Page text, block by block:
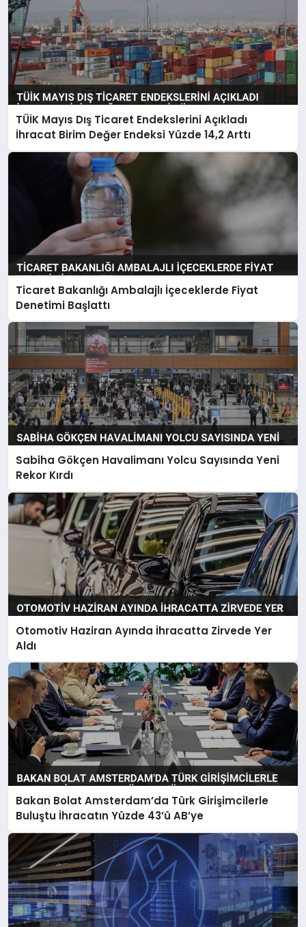
TÜİK Mayıs Dış Ticaret Endekslerini Açıkladı
İhracat Birim Değer Endeksi Yüzde 14,2 Arttı
Ticaret Bakanlığı Ambalajlı İçeceklerde Fiyat
Denetimi Başlattı
Sabiha Gökçen Havalimanı Yolcu Sayısında Yeni
Rekor Kırdı
Otomotiv Haziran Ayında İhracatta Zirvede Yer
Aldı
Bakan Bolat Amsterdam’da Türk Girişimcilerle
Buluştu İhracatın Yüzde 43’ü AB’ye